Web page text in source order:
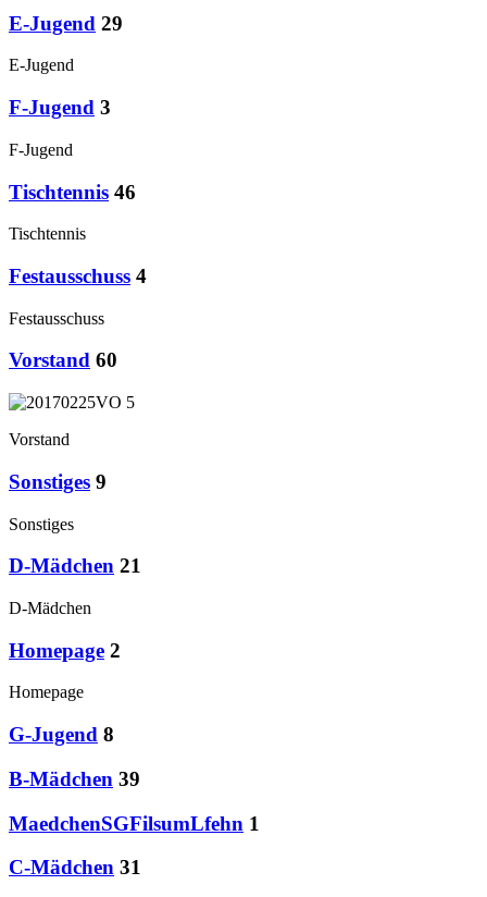
E-Jugend 29
E-Jugend
F-Jugend 3
F-Jugend
Tischtennis 46
Tischtennis
Festausschuss 4
Festausschuss
Vorstand 60
Vorstand
Sonstiges 9
Sonstiges
D-Mädchen 21
D-Mädchen
Homepage 2
Homepage
G-Jugend 8
B-Mädchen 39
MaedchenSGFilsumLfehn 1
C-Mädchen 31